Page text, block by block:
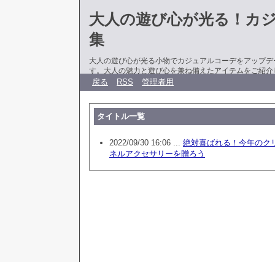
大人の遊び心が光る！カ
集
大人の遊び心が光る小物でカジュアルコーデをアップ
す。大人の魅力と遊び心を兼ね備えたアイテムをご紹介
戻る RSS 管理者用
タイトル一覧
2022/09/30 16:06 ... 絶対喜ばれる！今年のク
ネルアクセサリーを贈ろう